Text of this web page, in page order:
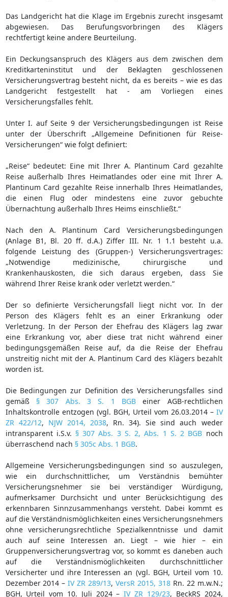
Das Landgericht hat die Klage im Ergebnis zurecht insgesamt
abgewiesen. Das Berufungsvorbringen des Klägers
rechtfertigt keine andere Beurteilung.
Ein Deckungsanspruch des Klägers aus dem zwischen dem
Kreditkarteninstitut und der Beklagten geschlossenen
Versicherungsvertrag besteht nicht, da es bereits – wie es das
Landgericht festgestellt hat - am Vorliegen eines
Versicherungsfalles fehlt.
Unter I. auf Seite 9 der Versicherungsbedingungen ist Reise
unter der Überschrift „Allgemeine Definitionen für Reise-
Versicherungen“ wie folgt definiert:
„Reise“ bedeutet: Eine mit Ihrer A. Plantinum Card gezahlte
Reise außerhalb Ihres Heimatlandes oder eine mit Ihrer A.
Plantinum Card gezahlte Reise innerhalb Ihres Heimatlandes,
die einen Flug oder mindestens eine zuvor gebuchte
Übernachtung außerhalb Ihres Heims einschließt.“
Nach den A. Plantinum Card Versicherungsbedingungen
(Anlage B1, Bl. 20 ff. d.A.) Ziffer III. Nr. 1 1.1 besteht u.a.
folgende Leistung des (Gruppen-) Versicherungsvertrages:
„Notwendige medizinische, chirurgische und
Krankenhauskosten, die sich daraus ergeben, dass Sie
während Ihrer Reise krank oder verletzt werden.“
Der so definierte Versicherungsfall liegt nicht vor. In der
Person des Klägers fehlt es an einer Erkrankung oder
Verletzung. In der Person der Ehefrau des Klägers lag zwar
eine Erkrankung vor, aber diese trat nicht während einer
bedingungsgemäßen Reise auf, da die Reise der Ehefrau
unstreitig nicht mit der A. Plantinum Card des Klägers bezahlt
worden ist.
Die Bedingungen zur Definition des Versicherungsfalles sind
gemäß § 307 Abs. 3 S. 1 BGBeiner AGB-rechtlichen
Inhaltskontrolle entzogen (vgl. BGH, Urteil vom 26.03.2014 – IV
ZR 422/12, NJW 2014, 2038, Rn. 34). Sie sind auch weder
intransparent i.S.v. § 307 Abs. 3 S. 2, Abs. 1 S. 2 BGB noch
überraschend nach § 305c Abs. 1 BGB.
Allgemeine Versicherungsbedingungen sind so auszulegen,
wie ein durchschnittlicher, um Verständnis bemühter
Versicherungsnehmer sie bei verständiger Würdigung,
aufmerksamer Durchsicht und unter Berücksichtigung des
erkennbaren Sinnzusammenhangs versteht. Dabei kommt es
auf die Verständnismöglichkeiten eines Versicherungsnehmers
ohne versicherungsrechtliche Spezialkenntnisse und damit
auch auf seine Interessen an. Liegt – wie hier – ein
Gruppenversicherungsvertrag vor, so kommt es daneben auch
auf die Verständnismöglichkeiten durchschnittlicher
Versicherter und ihre Interessen an (vgl. BGH, Urteil vom 10.
Dezember 2014 –IV ZR 289/13, VersR 2015, 318Rn. 22 m.w.N.;
BGH, Urteil vom 10. Juli 2024 –IV ZR 129/23, BeckRS 2024,